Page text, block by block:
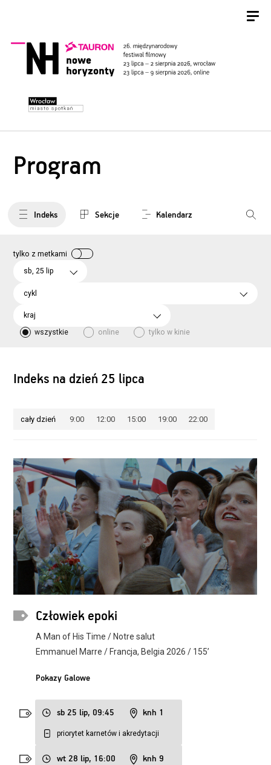
Program
Indeks Sekcje Kalendarz
sb, 25 lip
cykl
kraj
wszystkie
online tylko w kinie
tylko z metkami
Indeks na dzień 25 lipca
cały dzień 9:00 12:00 15:00 19:00 22:00
Człowiek epoki
A Man of His Time / Notre salut
Emmanuel Marre / Francja, Belgia 2026 / 155’
Pokazy Galowe
sb 25 lip, 09:45 knh 1
priorytet karnetów i akredytacji
wt 28 lip, 16:00 knh 9